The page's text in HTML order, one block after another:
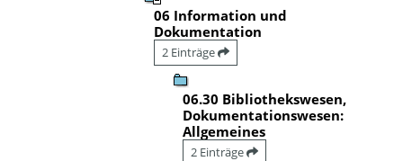
06 Information und
Dokumentation
2 Einträge
06.30 Bibliothekswesen,
Dokumentationswesen:
Allgemeines
2 Einträge